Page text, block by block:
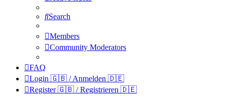
Search
Members
Community Moderators
FAQ
Login 🇬🇧 / Anmelden 🇩🇪
Register 🇬🇧 / Registrieren 🇩🇪